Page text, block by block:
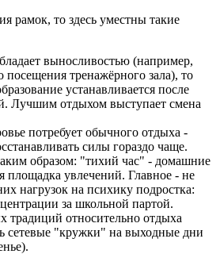
рамок, то здесь уместны такие
выносливостью (например,
посещения тренажёрного зала), то
устанавливается после
Лучшим отдыхом выступает смена
потребует обычного отдыха -
силы гораздо чаще.
образом: "тихий час" - домашние
площадка увлечений. Главное - не
нагрузок на психику подростка:
за школьной партой.
традиций относительно отдыха
сетевые "кружки" на выходные дни